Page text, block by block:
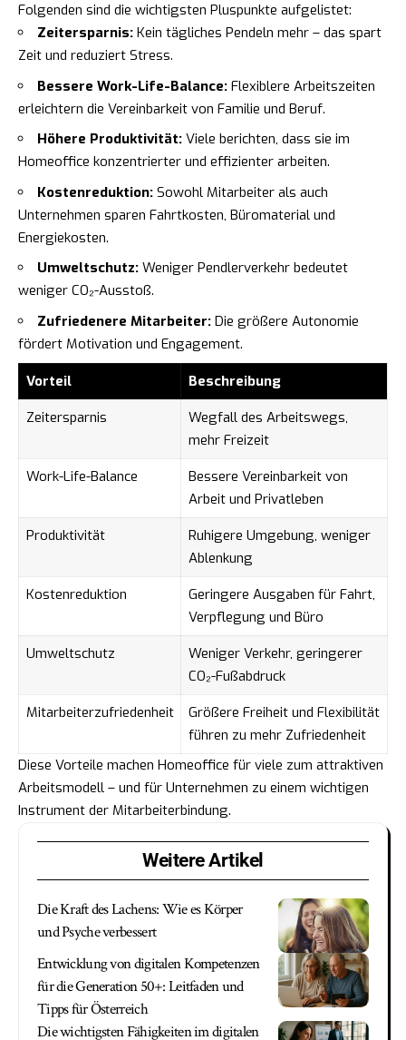
Folgenden sind die wichtigsten Pluspunkte aufgelistet:
Zeitersparnis: Kein tägliches Pendeln mehr – das spart
Zeit und reduziert Stress.
Bessere Work-Life-Balance: Flexiblere Arbeitszeiten
erleichtern die Vereinbarkeit von Familie und Beruf.
Höhere Produktivität: Viele berichten, dass sie im
Homeoffice konzentrierter und effizienter arbeiten.
Kostenreduktion: Sowohl Mitarbeiter als auch
Unternehmen sparen Fahrtkosten, Büromaterial und
Energiekosten.
Umweltschutz: Weniger Pendlerverkehr bedeutet
weniger CO₂-Ausstoß.
Zufriedenere Mitarbeiter: Die größere Autonomie
fördert Motivation und Engagement.
Vorteil
Beschreibung
Zeitersparnis
Wegfall des Arbeitswegs,
mehr Freizeit
Work-Life-Balance
Bessere Vereinbarkeit von
Arbeit und Privatleben
Produktivität
Ruhigere Umgebung, weniger
Ablenkung
Kostenreduktion
Geringere Ausgaben für Fahrt,
Verpflegung und Büro
Umweltschutz
Weniger Verkehr, geringerer
CO₂-Fußabdruck
Mitarbeiterzufriedenheit
Größere Freiheit und Flexibilität
führen zu mehr Zufriedenheit
Diese Vorteile machen Homeoffice für viele zum attraktiven
Arbeitsmodell – und für Unternehmen zu einem wichtigen
Instrument der Mitarbeiterbindung.
Weitere Artikel
Die Kraft des Lachens: Wie es Körper
und Psyche verbessert
Entwicklung von digitalen Kompetenzen
für die Generation 50+: Leitfaden und
Tipps für Österreich
Die wichtigsten Fähigkeiten im digitalen